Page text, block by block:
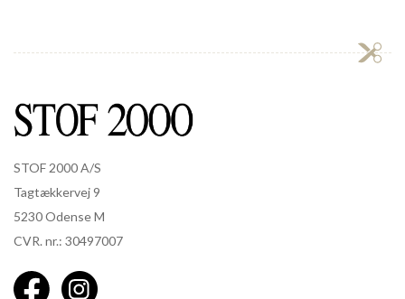
STOF 2000 A/S
Tagtækkervej 9
5230 Odense M
CVR. nr.: 30497007